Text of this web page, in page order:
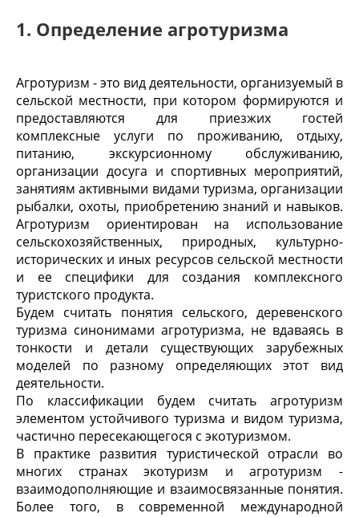
1. Определение агротуризма
Агротуризм - это вид деятельности, организуемый в
сельской местности, при котором формируются и
предоставляются для приезжих гостей
комплексные услуги по проживанию, отдыху,
питанию, экскурсионному обслуживанию,
организации досуга и спортивных мероприятий,
занятиям активными видами туризма, организации
рыбалки, охоты, приобретению знаний и навыков.
Агротуризм ориентирован на использование
сельскохозяйственных, природных, культурно-
исторических и иных ресурсов сельской местности
и ее специфики для создания комплексного
туристского продукта.
Будем считать понятия сельского, деревенского
туризма синонимами агротуризма, не вдаваясь в
тонкости и детали существующих зарубежных
моделей по разному определяющих этот вид
деятельности.
По классификации будем считать агротуризм
элементом устойчивого туризма и видом туризма,
частично пересекающегося с экотуризмом.
В практике развития туристической отрасли во
многих странах экотуризм и агротуризм -
взаимодополняющие и взаимосвязанные понятия.
Более того, в современной международной